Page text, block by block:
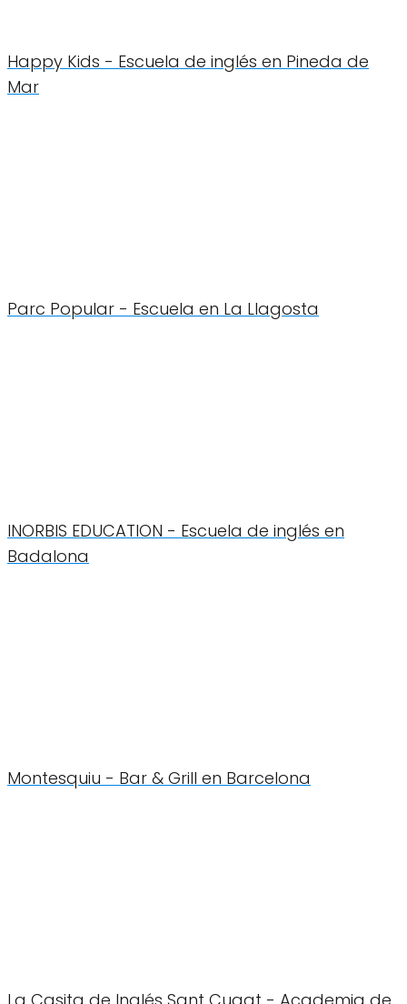
Happy Kids - Escuela de inglés en Pineda de
Mar
Parc Popular - Escuela en La Llagosta
INORBIS EDUCATION - Escuela de inglés en
Badalona
Montesquiu - Bar & Grill en Barcelona